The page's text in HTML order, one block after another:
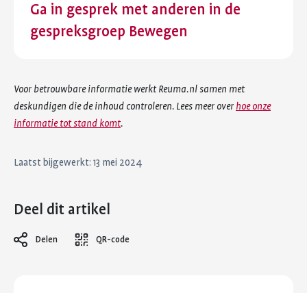
Ga in gesprek met anderen in de
gespreksgroep Bewegen
Voor betrouwbare informatie werkt Reuma.nl samen met
deskundigen die de inhoud controleren. Lees meer over hoe onze
informatie tot stand komt.
Laatst bijgewerkt: 13 mei 2024
Deel dit artikel
Delen QR-code